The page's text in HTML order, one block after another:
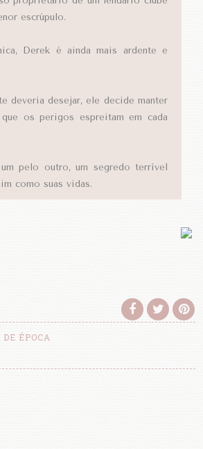
escrúpulo.
Derek é ainda mais ardente e
deveria desejar, ele decide manter
os perigos espreitam em cada
pelo outro, um segredo terrível
como suas vidas.
ÉPOCA